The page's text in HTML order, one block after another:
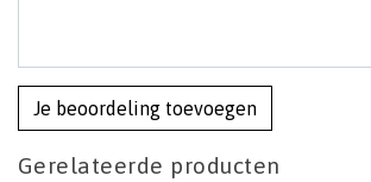
Je beoordeling toevoegen
Gerelateerde producten